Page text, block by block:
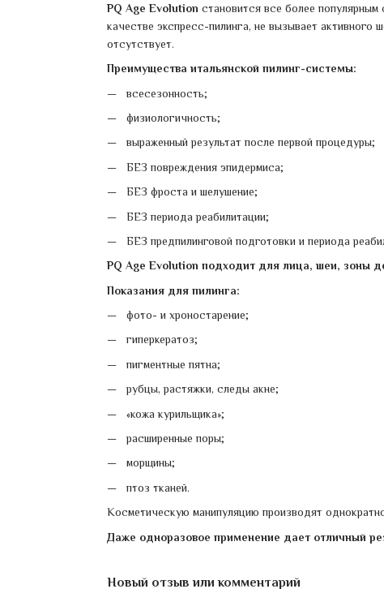
PQ Age Evolution становится все более
качестве экспресс-пилинга, не вызывает
отсутствует.
Преимущества итальянской пилинг-системы:
всесезонность;
физиологичность;
выраженный результат после первой процедуры;
БЕЗ повреждения эпидермиса;
БЕЗ фроста и шелушение;
БЕЗ периода реабилитации;
БЕЗ предпилинговой подготовки и периода
PQ Age Evolution подходит для лица, шеи, зоны
Показания для пилинга:
фото- и хроностарение;
гиперкератоз;
пигментные пятна;
рубцы, растяжки, следы акне;
«кожа курильщика»;
расширенные поры;
морщины;
птоз тканей.
Косметическую манипуляцию производят
Даже одноразовое применение дает отличный
Новый отзыв или комментарий